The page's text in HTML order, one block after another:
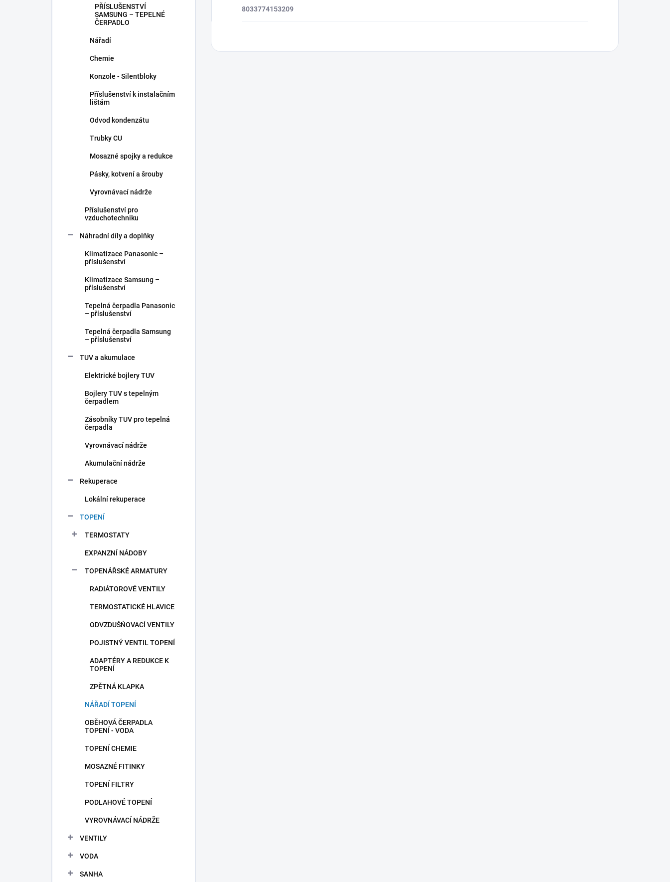
PŘÍSLUŠENSTVÍ
SAMSUNG – TEPELNÉ
ČERPADLO
Nářadí
Chemie
Konzole - Silentbloky
Příslušenství k instalačním
lištám
Odvod kondenzátu
Trubky CU
Mosazné spojky a redukce
Pásky, kotvení a šrouby
Vyrovnávací nádrže
Příslušenství pro
vzduchotechniku
Náhradní díly a doplňky
Klimatizace Panasonic –
příslušenství
Klimatizace Samsung –
příslušenství
Tepelná čerpadla Panasonic
– příslušenství
Tepelná čerpadla Samsung
– příslušenství
TUV a akumulace
Elektrické bojlery TUV
Bojlery TUV s tepelným
čerpadlem
Zásobníky TUV pro tepelná
čerpadla
Vyrovnávací nádrže
Akumulační nádrže
Rekuperace
Lokální rekuperace
TOPENÍ
TERMOSTATY
EXPANZNÍ NÁDOBY
TOPENÁŘSKÉ ARMATURY
RADIÁTOROVÉ VENTILY
TERMOSTATICKÉ HLAVICE
ODVZDUŠŃOVACÍ VENTILY
POJISTNÝ VENTIL TOPENÍ
ADAPTÉRY A REDUKCE K
TOPENÍ
ZPĚTNÁ KLAPKA
NÁŘADÍ TOPENÍ
OBĚHOVÁ ČERPADLA
TOPENÍ - VODA
TOPENÍ CHEMIE
MOSAZNÉ FITINKY
TOPENÍ FILTRY
PODLAHOVÉ TOPENÍ
VYROVNÁVACÍ NÁDRŽE
VENTILY
VODA
SANHA
8033774153209